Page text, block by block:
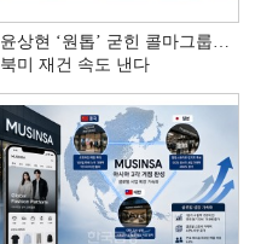
윤상현 ‘원톱ʼ 굳힌 콜마그룹…
북미 재건 속도 낸다